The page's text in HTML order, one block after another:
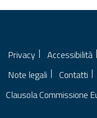
Privacy Accessibilità
Note legali
Contatti
Clausola Commissione